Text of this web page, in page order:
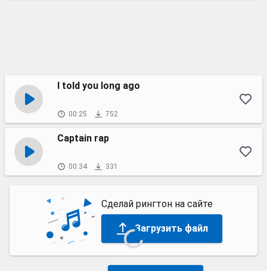
I told you long ago
00:25 752
Captain rap
00:34 331
Сделай рингтон на сайте
Загрузить файл